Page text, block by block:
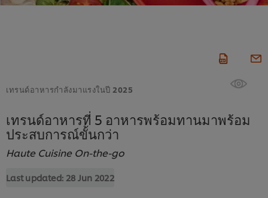
เทรนด์อาหารกำลังมาแรงในปี 2025
เทรนด์อาหารที่ 5 อาหารพร้อมทานมาพร้อม
ประสบการณ์ขั้นกว่า
Haute Cuisine On-the-go
Last updated: 28 Jun 2022